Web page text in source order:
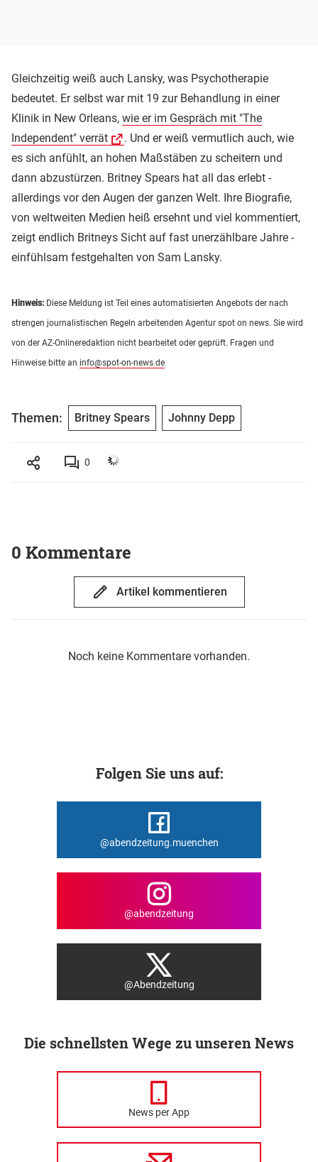
Gleichzeitig weiß auch Lansky, was Psychotherapie
bedeutet. Er selbst war mit 19 zur Behandlung in einer
Klinik in New Orleans, wie er im Gespräch mit "The
Independent" verrät
. Und er weiß vermutlich auch, wie
es sich anfühlt, an hohen Maßstäben zu scheitern und
dann abzustürzen. Britney Spears hat all das erlebt -
allerdings vor den Augen der ganzen Welt. Ihre Biografie,
von weltweiten Medien heiß ersehnt und viel kommentiert,
zeigt endlich Britneys Sicht auf fast unerzählbare Jahre -
einfühlsam festgehalten von Sam Lansky.
Hinweis: Diese Meldung ist Teil eines automatisierten Angebots der nach
strengen journalistischen Regeln arbeitenden Agentur spot on news. Sie wird
von der AZ-Onlineredaktion nicht bearbeitet oder geprüft. Fragen und
Hinweise bitte an info@spot-on-news.de
Themen: Britney Spears Johnny Depp
0
0 Kommentare
Artikel kommentieren
Noch keine Kommentare vorhanden.
Folgen Sie uns auf:
@abendzeitung.muenchen
@abendzeitung
@Abendzeitung
Die schnellsten Wege zu unseren News
News per App